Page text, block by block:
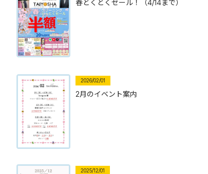
春とくとくセール！（4/14まで）
2026/02/01
2月のイベント案内
2025/12/01